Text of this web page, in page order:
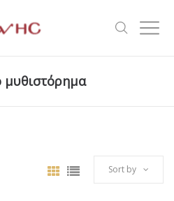
μυθιστόρημα
Sort by